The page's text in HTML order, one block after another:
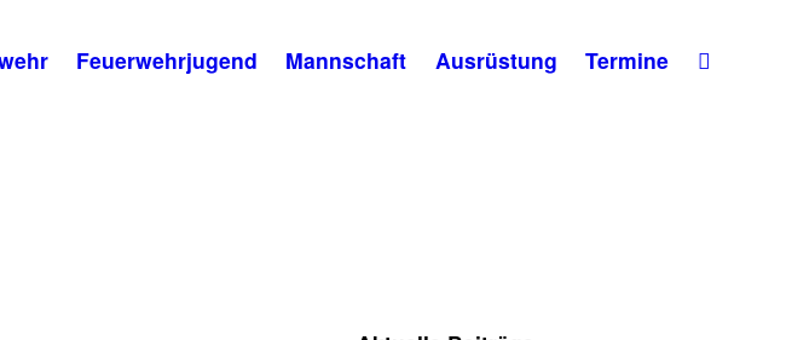
Feuerwehrjugend Mannschaft Ausrüstung Termine